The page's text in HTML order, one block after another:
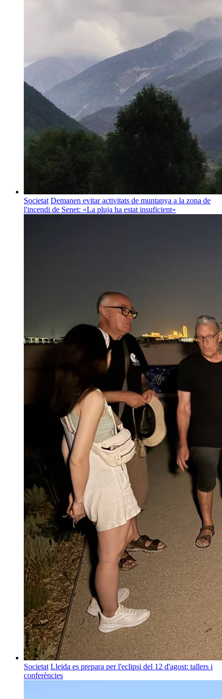
Societat Demanen evitar activitats de muntanya a la zona de
l'incendi de Senet: «La pluja ha estat insuficient»
Societat Lleida es prepara per l'eclipsi del 12 d'agost: tallers i
conferències